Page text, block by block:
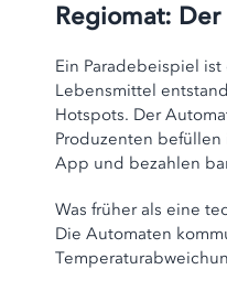
Regiomat:
Ein Paradebeispiel
Lebensmittel
Hotspots. Der
Produzenten
App und bezahlen
Was früher als eine
Die Automaten